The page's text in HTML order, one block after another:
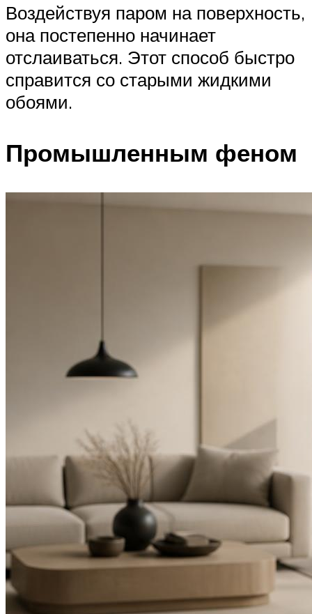
Воздействуя паром на поверхность,
она постепенно начинает
отслаиваться. Этот способ быстро
справится со старыми жидкими
обоями.
Промышленным феном